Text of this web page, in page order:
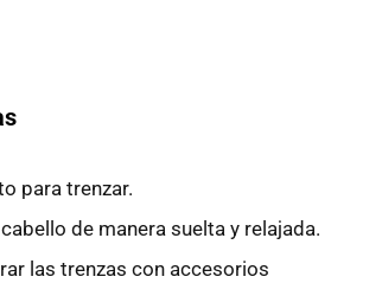
para trenzar.
de manera suelta y relajada.
las trenzas con accesorios